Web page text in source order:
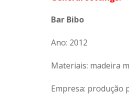
Bar Bibo
Ano: 2012
Materiais: madeira
Empresa: produção